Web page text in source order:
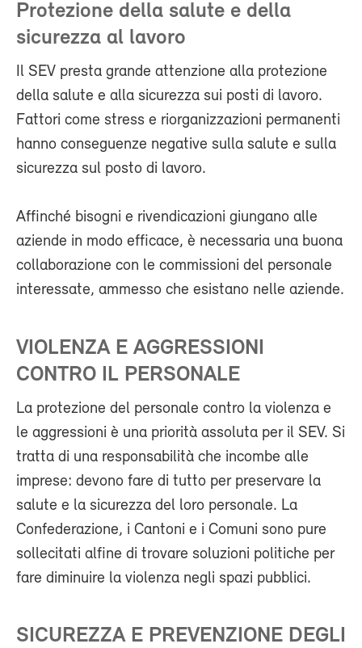
Protezione della salute e della
sicurezza al lavoro
Il SEV presta grande attenzione alla protezione
della salute e alla sicurezza sui posti di lavoro.
Fattori come stress e riorganizzazioni permanenti
hanno conseguenze negative sulla salute e sulla
sicurezza sul posto di lavoro.
Affinché bisogni e rivendicazioni giungano alle
aziende in modo efficace, è necessaria una buona
collaborazione con le commissioni del personale
interessate, ammesso che esistano nelle aziende.
VIOLENZA E AGGRESSIONI
CONTRO IL PERSONALE
La protezione del personale contro la violenza e
le aggressioni è una priorità assoluta per il SEV. Si
tratta di una responsabilità che incombe alle
imprese: devono fare di tutto per preservare la
salute e la sicurezza del loro personale. La
Confederazione, i Cantoni e i Comuni sono pure
sollecitati alfine di trovare soluzioni politiche per
fare diminuire la violenza negli spazi pubblici.
SICUREZZA E PREVENZIONE DEGLI